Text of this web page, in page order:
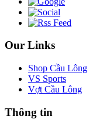
Our Links
Shop Cầu Lông
VS Sports
Vợt Cầu Lông
Thông tin